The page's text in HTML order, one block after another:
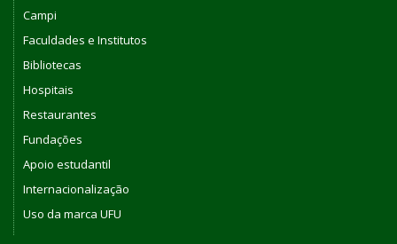
DA
UNIVERSIDADE
FEDERAL
UBERLÂNDIA
Campi
Faculdades e Institutos
Bibliotecas
Hospitais
Restaurantes
Fundações
Apoio estudantil
Internacionalização
Uso da marca UFU